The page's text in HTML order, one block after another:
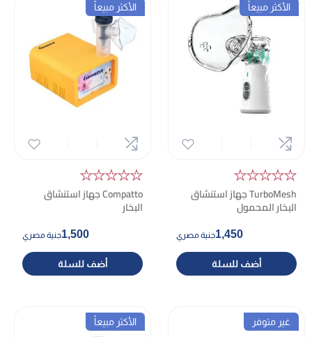
الأكثر مبيعاً
★★★★★
TurboMeshجهاز استنشاق
البخار المحمول
جنية مصري1,450
أضف للسلة
الأكثر مبيعاً
★★★★★
Compatto جهاز استنشاق
البخار
جنية مصري1,500
أضف للسلة
غير متوفر الأكثر مبيعاً